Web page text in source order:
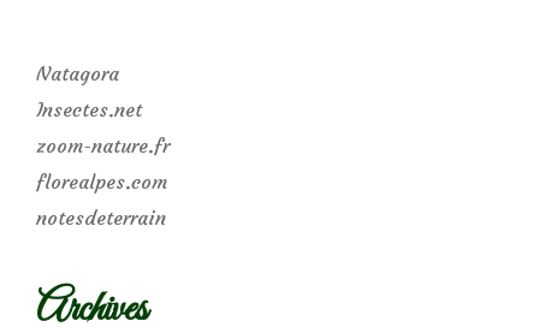
Natagora
Insectes.net
zoom-nature.fr
florealpes.com
notesdeterrain
Archives